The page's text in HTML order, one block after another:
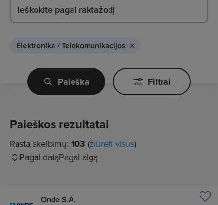
Elektronika / Telekomunikacijos
Paieška Filtrai
Paieškos rezultatai
Rasta skelbimų: 103 (žiūrėti visus)
Pagal datąPagal algą
Onde S.A.